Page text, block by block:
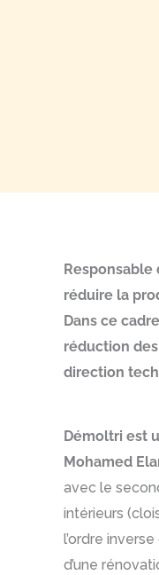
Responsable
réduire la
Dans ce
réduction
direction
Démoltri est
Mohamed
avec le
intérieurs
l’ordre
d’une